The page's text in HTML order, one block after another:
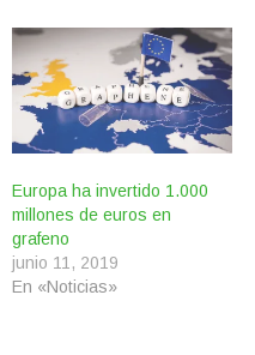
Europa ha invertido 1.000
millones de euros en
grafeno
junio 11, 2019
En «Noticias»